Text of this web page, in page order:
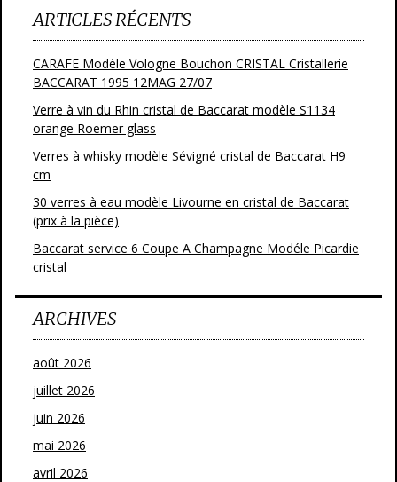
ARTICLES RÉCENTS
CARAFE Modèle Vologne Bouchon CRISTAL Cristallerie
BACCARAT 1995 12MAG 27/07
Verre à vin du Rhin cristal de Baccarat modèle S1134
orange Roemer glass
Verres à whisky modèle Sévigné cristal de Baccarat H9
cm
30 verres à eau modèle Livourne en cristal de Baccarat
(prix à la pièce)
Baccarat service 6 Coupe A Champagne Modéle Picardie
cristal
ARCHIVES
août 2026
juillet 2026
juin 2026
mai 2026
avril 2026